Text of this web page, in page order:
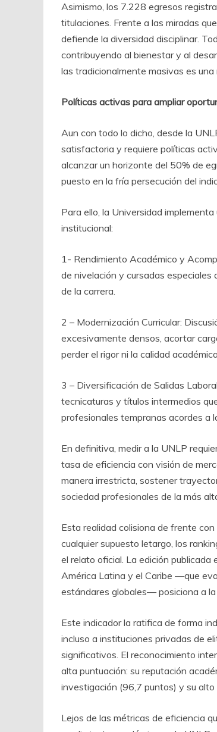
Asimismo, los 7.228 egresos
titulaciones. Frente a las miradas
defiende la diversidad disciplinar.
contribuyendo al bienestar y al
las tradicionalmente masivas es
Políticas activas para ampliar
Aun con todo lo dicho, desde la
satisfactoria y requiere políticas
alcanzar un horizonte del 50% de
puesto en la fría persecución del
Para ello, la Universidad
institucional:
1- Rendimiento Académico y
de nivelación y cursadas
de la carrera.
2 – Modernización Curricular:
excesivamente densos, acortar
perder el rigor ni la calidad
3 – Diversificación de Salidas
tecnicaturas y títulos intermedios
profesionales tempranas acordes a
En definitiva, medir a la UNLP
tasa de eficiencia con visión de
manera irrestricta, sostener
sociedad profesionales de la más
Esta realidad colisiona de frente
cualquier supuesto letargo, los
el relato oficial. La edición
América Latina y el Caribe —que
estándares globales— posiciona a
Este indicador la ratifica de forma
incluso a instituciones privadas de
significativos. El reconocimiento
alta puntuación: su reputación
investigación (96,7 puntos) y su
Lejos de las métricas de eficiencia